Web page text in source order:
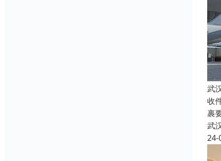
武
收
裹
武
24-